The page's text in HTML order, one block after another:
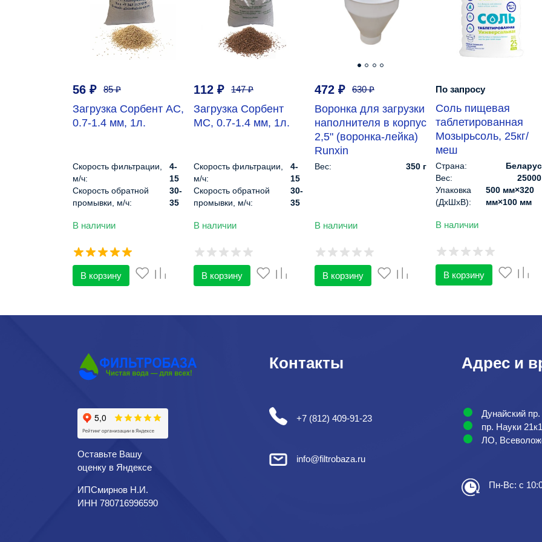
56 ₽ 85₽
Загрузка Сорбент АС,
0.7-1.4 мм, 1л.
Скорость фильтрации,
м/ч:
4-
15
Скорость обратной
промывки, м/ч:
30-
35
Диапазон pH:
В наличии
В корзину
112 ₽ 147₽
Загрузка Сорбент
МС, 0.7-1.4 мм, 1л.
Скорость фильтрации,
м/ч:
4-
15
Скорость обратной
промывки, м/ч:
30-
35
Диапазон pH:
В наличии
В корзину
472 ₽ 630₽
Воронка для загрузки
наполнителя в корпус
2,5" (воронка-лейка)
Runxin
Вес: 350 г
В наличии
В корзину
По запросу
Соль пищевая
таблетированная
Мозырьсоль, 25кг/
меш
Страна:
Вес:
25000
Упаковка
(ДхШхВ):
500 мм×320
мм×100 мм
В наличии
В корзину
Оставьте Вашу
оценку в Яндексе
ИПСмирнов Н.И.
ИНН 780716996590
Контакты
+7 (812) 409-91-23
info@filtrobaza.ru
Адрес и
Дунайский
пр. Науки
ЛО,
Пн-Вс: с